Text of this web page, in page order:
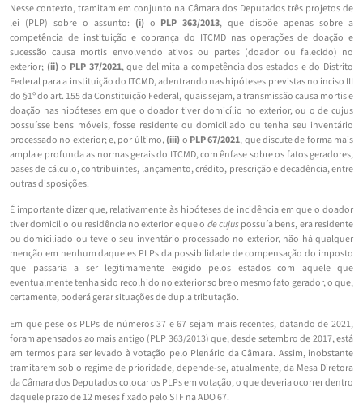
Nesse contexto, tramitam em conjunto na Câmara dos Deputados três projetos de
lei (PLP) sobre o assunto: (i)o PLP 363/2013, que dispõe apenas sobre a
competência de instituição e cobrança do ITCMD nas operações de doação e
sucessão causa mortis envolvendo ativos ou partes (doador ou falecido) no
exterior; (ii)o PLP 37/2021, que delimita a competência dos estados e do Distrito
Federal para a instituição do ITCMD, adentrando nas hipóteses previstas no inciso III
do §1º do art. 155 da Constituição Federal, quais sejam, a transmissão causa mortis e
doação nas hipóteses em que o doador tiver domicílio no exterior, ou o de cujus
possuísse bens móveis, fosse residente ou domiciliado ou tenha seu inventário
processado no exterior; e, por último,(iii)o PLP 67/2021, que discute de forma mais
ampla e profunda as normas gerais do ITCMD, com ênfase sobre os fatos geradores,
bases de cálculo, contribuintes, lançamento, crédito, prescrição e decadência, entre
outras disposições.
É importante dizer que, relativamente às hipóteses de incidência em que o doador
tiver domicílio ou residência no exterior e que o de cujuspossuía bens, era residente
ou domiciliado ou teve o seu inventário processado no exterior, não há qualquer
menção em nenhum daqueles PLPs da possibilidade de compensação do imposto
que passaria a ser legitimamente exigido pelos estados com aquele que
eventualmente tenha sido recolhido no exterior sobre o mesmo fato gerador, o que,
certamente, poderá gerar situações de dupla tributação.
Em que pese os PLPs de números 37 e 67 sejam mais recentes, datando de 2021,
foram apensados ao mais antigo (PLP 363/2013) que, desde setembro de 2017, está
em termos para ser levado à votação pelo Plenário da Câmara. Assim, inobstante
tramitarem sob o regime de prioridade, depende-se, atualmente, da Mesa Diretora
da Câmara dos Deputados colocar os PLPs em votação, o que deveria ocorrer dentro
daquele prazo de 12 meses fixado pelo STF na ADO 67.